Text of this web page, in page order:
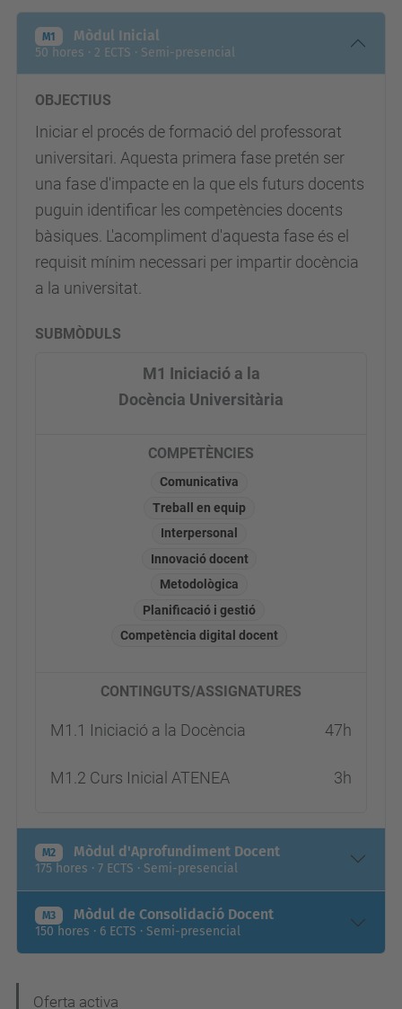
M1 Mòdul Inicial
50 hores · 2 ECTS · Semi-presencial
OBJECTIUS
Iniciar el procés de formació del professorat
universitari. Aquesta primera fase pretén ser
una fase d'impacte en la que els futurs docents
puguin identificar les competències docents
bàsiques. L'acompliment d'aquesta fase és el
requisit mínim necessari per impartir docència
a la universitat.
SUBMÒDULS
M1 Iniciació a la
Docència Universitària
COMPETÈNCIES
Comunicativa
Treball en equip
Interpersonal
Innovació docent
Metodològica
Planificació i gestió
Competència digital docent
CONTINGUTS/ASSIGNATURES
M1.1 Iniciació a la Docència 47h
M1.2 Curs Inicial ATENEA 3h
M2 Mòdul d'Aprofundiment Docent
175 hores · 7 ECTS · Semi-presencial
M3 Mòdul de Consolidació Docent
150 hores · 6 ECTS · Semi-presencial
Oferta activa